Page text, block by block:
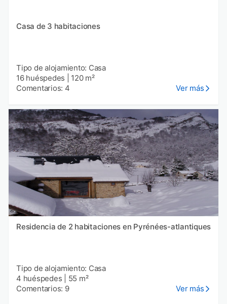
Casa de 3 habitaciones
Tipo de alojamiento: Casa
16 huéspedes
120 m²
Comentarios: 4
Ver más
Residencia de 2 habitaciones en Pyrénées-atlantiques
Tipo de alojamiento: Casa
4 huéspedes
55 m²
Comentarios: 9
Ver más